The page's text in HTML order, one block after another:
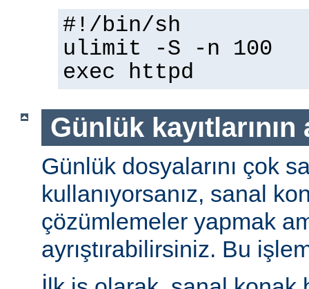
#!/bin/sh
ulimit -S -n 100
exec httpd
Günlük kayıtlarının
Günlük dosyalarını çok
kullanıyorsanız, sanal
çözümlemeler yapmak
ayrıştırabilirsiniz. Bu